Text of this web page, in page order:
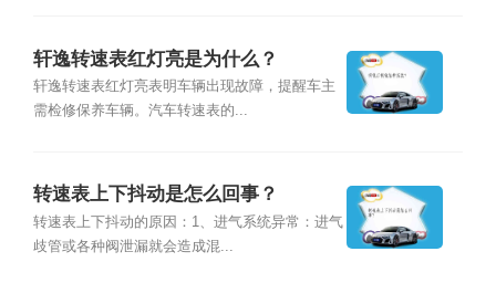
轩逸转速表红灯亮是为什么？
轩逸转速表红灯亮表明车辆出现故障，提醒车主
需检修保养车辆。汽车转速表的...
转速表上下抖动是怎么回事？
转速表上下抖动的原因：1、进气系统异常：进气
歧管或各种阀泄漏就会造成混...